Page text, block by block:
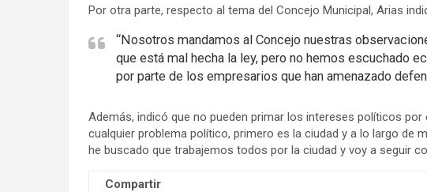
e
n
t
:
Por otra parte, respecto al tema del Concejo Municipal, Arias
“Nosotros mandamos al Concejo nuestras
que está mal hecha la ley, pero no hemos escuchado
por parte de los empresarios que han amenazado
Además, indicó que no pueden primar los intereses políticos
cualquier problema político, primero es la ciudad y a lo largo de
he buscado que trabajemos todos por la ciudad y voy a seguir
Compartir